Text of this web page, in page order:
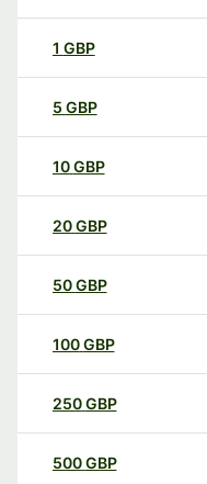
1 GBP
5 GBP
10GBP
20GBP
50GBP
100GBP
250GBP
500GBP